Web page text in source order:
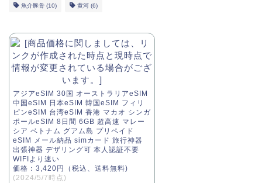
魚介豚骨 (10) 黄河 (6)
アジアeSIM 30国 オーストラリアeSIM
中国eSIM 日本eSIM 韓国eSIM フィリ
ピンeSIM 台湾eSIM 香港 マカオ シンガ
ポールeSIM 8日間 6GB 超高速 マレー
シア ベトナム グアム島 プリペイド
eSIM メール納品 simカード 旅行神器
出張神器 デザリング可 本人認証不要
WIFIより速い
価格：3,420円（税込、送料無料)
(2024/5/7時点)